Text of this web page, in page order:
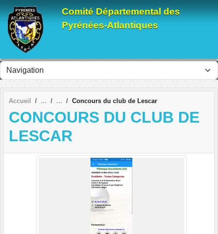
Comité Départemental des
Pyrénées-Atlantiques
Accueil Concours du club de Lescar
CONCOURS DU CLUB DE
LESCAR
Panneau de gestion des cookies